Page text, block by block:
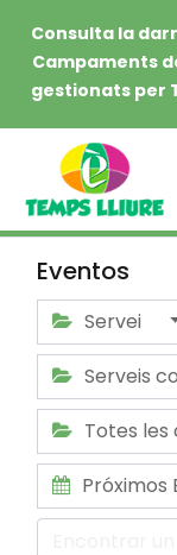
Consulta la
Campaments
gestionats per
Eventos
Servei
Serveis
Totes les
Próximos